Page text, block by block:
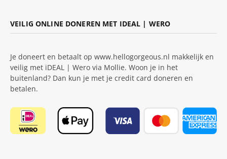
VEILIG ONLINE DONEREN MET IDEAL | WERO
Je doneert en betaalt op www.hellogorgeous.nl makkelijk en
veilig met iDEAL | Wero via Mollie. Woon je in het
buitenland? Dan kun je met je credit card doneren en
betalen.